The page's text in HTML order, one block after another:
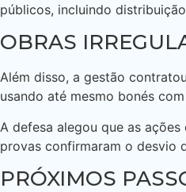
públicos, incluindo
OBRAS
Além disso, a gestão
usando até mesmo bonés
A defesa alegou que as
provas confirmaram o desvio
PRÓXIMOS